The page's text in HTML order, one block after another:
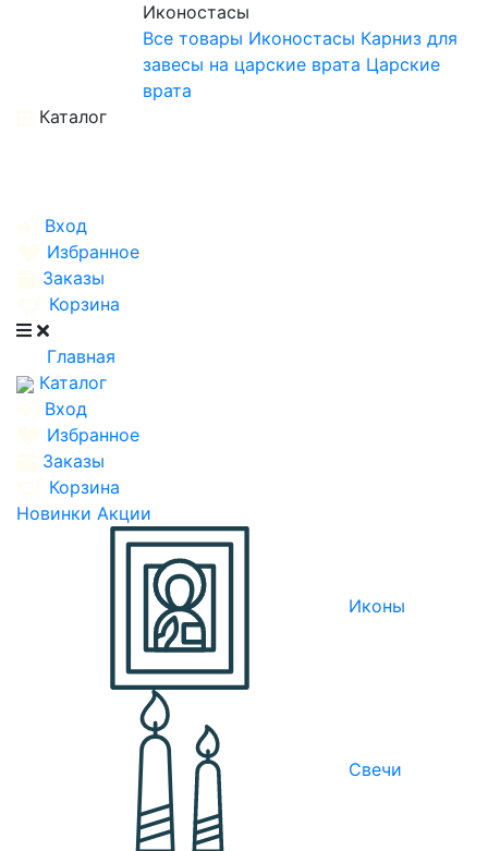
Иконостасы
Все товары Иконостасы Карниз для
завесы на царские врата Царские
врата
Каталог
Вход
Избранное
Заказы
Корзина
Главная
Каталог
Вход
Избранное
Заказы
Корзина
Новинки Акции
Иконы
Свечи